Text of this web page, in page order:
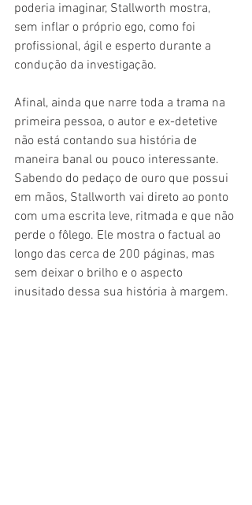
poderia imaginar, Stallworth mostra,
sem inflar o próprio ego, como foi
profissional, ágil e esperto durante a
condução da investigação.
Afinal, ainda que narre toda a trama na
primeira pessoa, o autor e ex-detetive
não está contando sua história de
maneira banal ou pouco interessante.
Sabendo do pedaço de ouro que possui
em mãos, Stallworth vai direto ao ponto
com uma escrita leve, ritmada e que não
perde o fôlego. Ele mostra o factual ao
longo das cerca de 200 páginas, mas
sem deixar o brilho e o aspecto
inusitado dessa sua história à margem.